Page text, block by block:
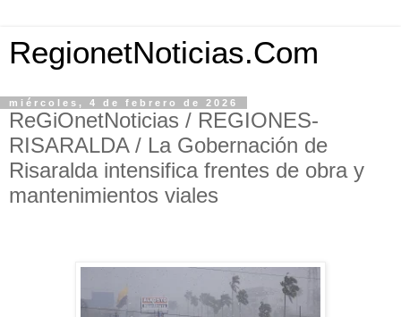
RegionetNoticias.Com
miércoles, 4 de febrero de 2026
ReGiOnetNoticias / REGIONES-
RISARALDA / La Gobernación de
Risaralda intensifica frentes de obra y
mantenimientos viales